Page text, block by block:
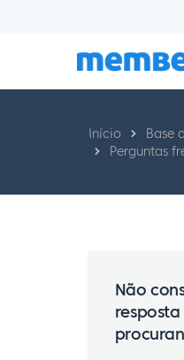
Início Base
Perguntas
Não